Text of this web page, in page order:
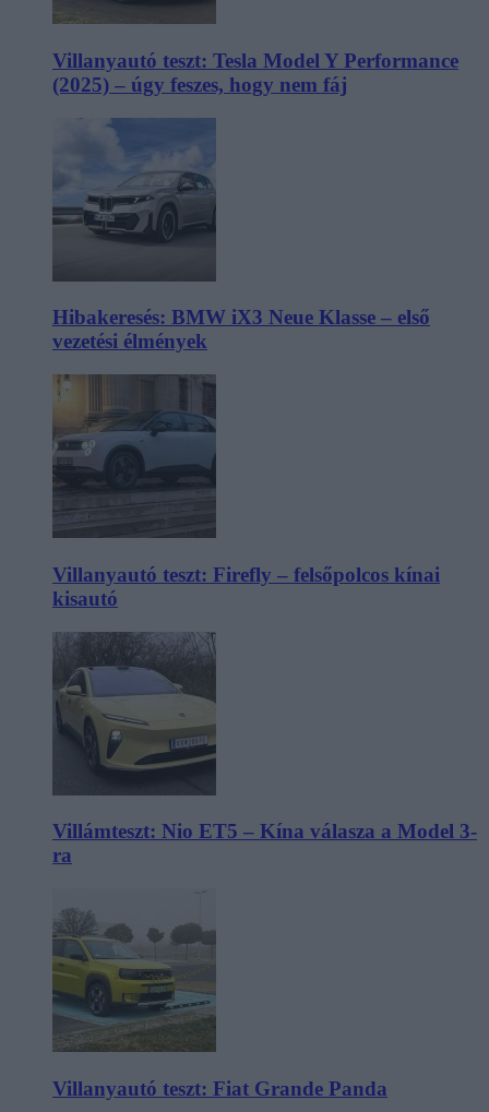
Villanyautó teszt: Tesla Model Y Performance
(2025) – úgy feszes, hogy nem fáj
Hibakeresés: BMW iX3 Neue Klasse – első
vezetési élmények
Villanyautó teszt: Firefly – felsőpolcos kínai
kisautó
Villámteszt: Nio ET5 – Kína válasza a Model 3-
ra
Villanyautó teszt: Fiat Grande Panda